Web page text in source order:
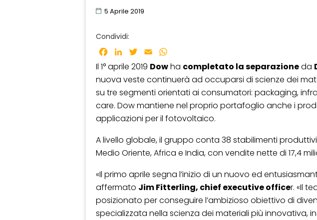
5 Aprile 2019
Condividi:
Facebook
LinkedInTwitter
Email
Il 1° aprile 2019 Dowha completato la separazioneda
nuova veste continuerà ad occuparsi di scienze dei
su tre segmenti orientati ai consumatori: packaging,
care. Dow mantiene nel proprio portafoglio anche i
applicazioni per il fotovoltaico.
A livello globale, il gruppo conta 38 stabilimenti produttivi
Medio Oriente, Africa e India, con vendite nette di 17,4
«Il primo aprile segna l’inizio di un nuovo ed
affermato Jim Fitterling, chief executive officer. «Il
posizionato per conseguire l’ambizioso obiettivo di
specializzata nella scienza dei materiali più innovativa,